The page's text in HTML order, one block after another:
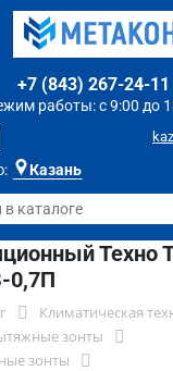
Казань
работы: с 9:00 до
+7 (843) 267-24-11
Техно
Климатическая
зонты
зонты